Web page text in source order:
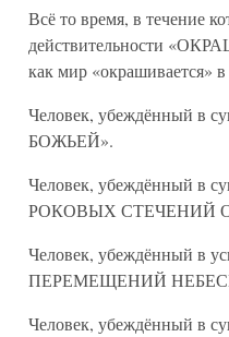
Всё то время, в течение
действительности
как мир «окрашивается»
Человек, убеждённый в
БОЖЬЕЙ».
Человек, убеждённый в
РОКОВЫХ СТЕЧЕНИЙ
Человек, убеждённый в
ПЕРЕМЕЩЕНИЙ
Человек, убеждённый в